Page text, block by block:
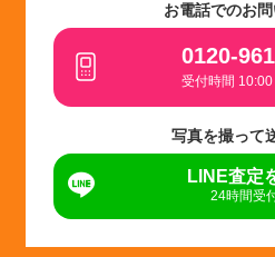
お電話でのお
0120-
受付時間
写真を撮って
LINE査定
24時間受